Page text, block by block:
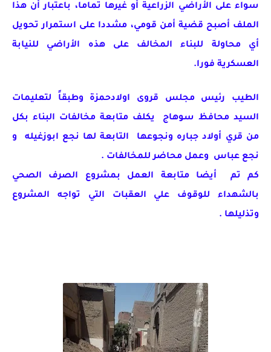
سواء على الأراضي الزراعية أو غيرها تماما، باعتبار أن هذا
الملف أصبح قضية أمن قومي، مشددا على استمرار تحويل
أي محاولة للبناء المخالف على هذه الأراضي للنيابة
العسكرية فورا.
الطيب رئيس مجلس قروى اولادحمزة وطبقاً لتعليمات
السيد محافظ سوهاج يكلف متابعة مخالفات البناء بكل
من قري أولاد جباره ونجوعها التابعة لها نجع ابوزغيله و
نجع عباس وعمل محاضر للمخالفات .
كم تم أيضا متابعة العمل بمشروع الصرف الصحي
بالشهداء للوقوف علي العقبات التي تواجه المشروع
وتذليلها .